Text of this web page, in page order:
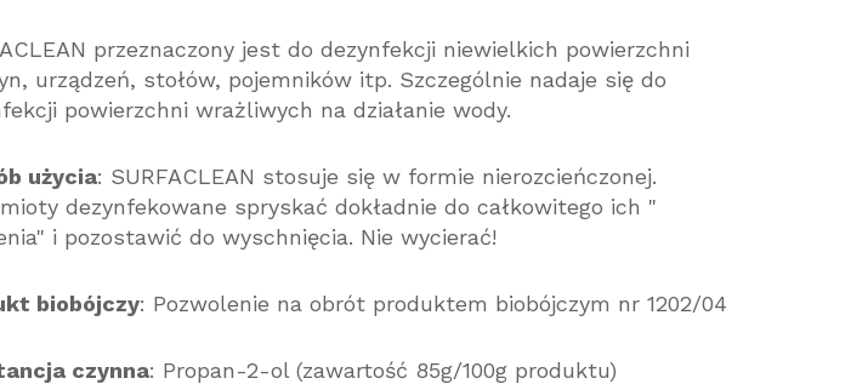
przeznaczony jest do dezynfekcji niewielkich powierzchni
urządzeń, stołów, pojemników itp. Szczególnie nadaje się do
powierzchni wrażliwych na działanie wody.
użycia: SURFACLEAN stosuje się w formie nierozcieńczonej.
dezynfekowane spryskać dokładnie do całkowitego ich "
i pozostawić do wyschnięcia. Nie wycierać!
biobójczy: Pozwolenie na obrót produktem biobójczym nr 1202/04
czynna: Propan-2-ol (zawartość 85g/100g produktu)